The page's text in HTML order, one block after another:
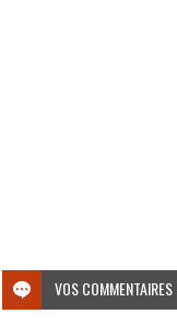
VOS COMMENTAIRES